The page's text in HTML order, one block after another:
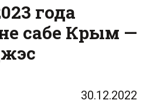
года
сабе Крым —
30.12.2022